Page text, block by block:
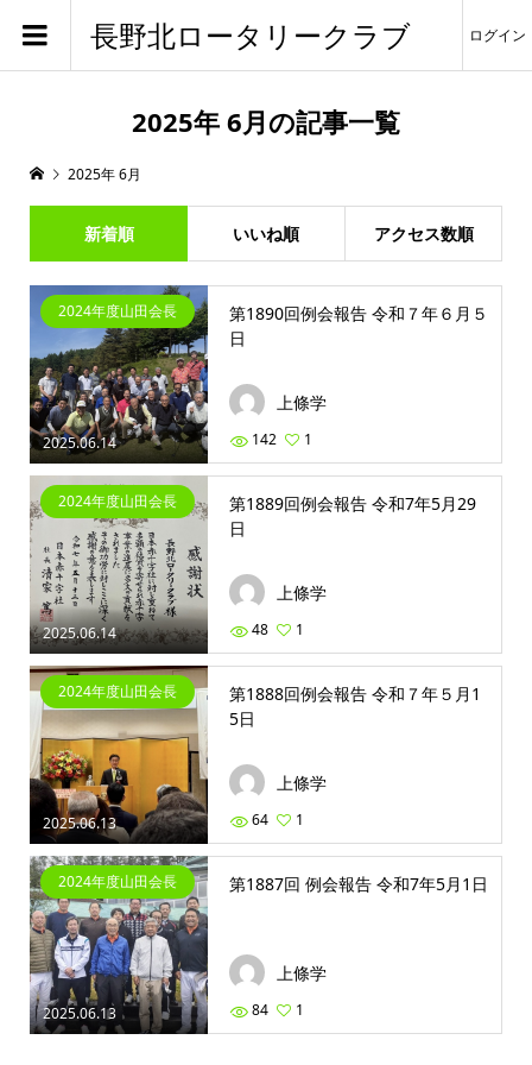
長野北ロータリークラブ ログイン
2025年 6月の記事一覧
2025年 6月
新着順 いいね順 アクセス数順
2025.06.14
2024年度山田会長
第1890回例会報告 令和７年６月５
日
上條学
142 1
2025.06.14
2024年度山田会長
第1889回例会報告 令和7年5月29
日
上條学
48 1
2025.06.13
2024年度山田会長
第1888回例会報告 令和７年５月1
5日
上條学
64 1
2025.06.13
2024年度山田会長 第1887回 例会報告 令和7年5月1日
上條学
84 1